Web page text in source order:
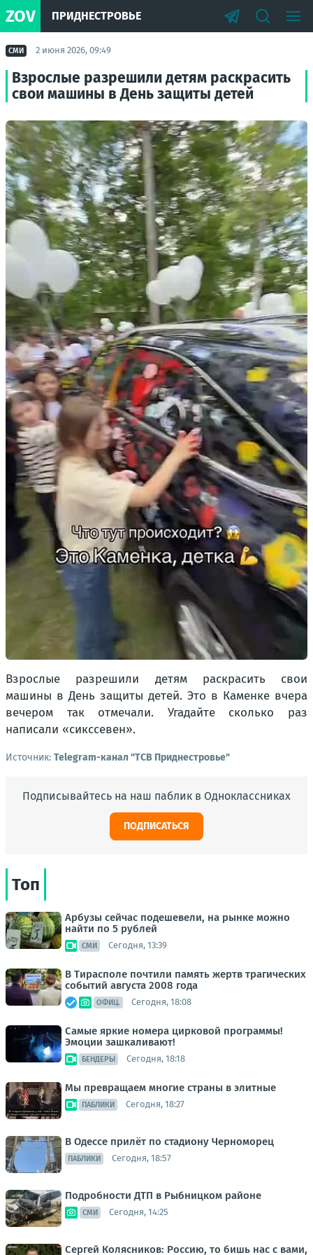
ZOV ПРИДНЕСТРОВЬЕ
СМИ 2 июня 2026, 09:49
Взрослые разрешили детям раскрасить
свои машины в День защиты детей
Взрослые разрешили детям раскрасить свои
машины в День защиты детей. Это в Каменке вчера
вечером так отмечали. Угадайте сколько раз
написали «сикссевен».
Источник: Telegram-канал "ТСВ Приднестровье"
Подписывайтесь на наш паблик в Одноклассниках
ПОДПИСАТЬСЯ
Топ
Арбузы сейчас подешевели, на рынке можно
найти по 5 рублей
СМИ Сегодня, 13:39
В Тирасполе почтили память жертв трагических
событий августа 2008 года
ОФИЦ. Сегодня, 18:08
Самые яркие номера цирковой программы!
Эмоции зашкаливают!
БЕНДЕРЫ Сегодня, 18:18
Мы превращаем многие страны в элитные
ПАБЛИКИ Сегодня, 18:27
В Одессе прилёт по стадиону Черноморец
ПАБЛИКИ Сегодня, 18:57
Подробности ДТП в Рыбницком районе
СМИ Сегодня, 14:25
Сергей Колясников: Россию, то бишь нас с вами,